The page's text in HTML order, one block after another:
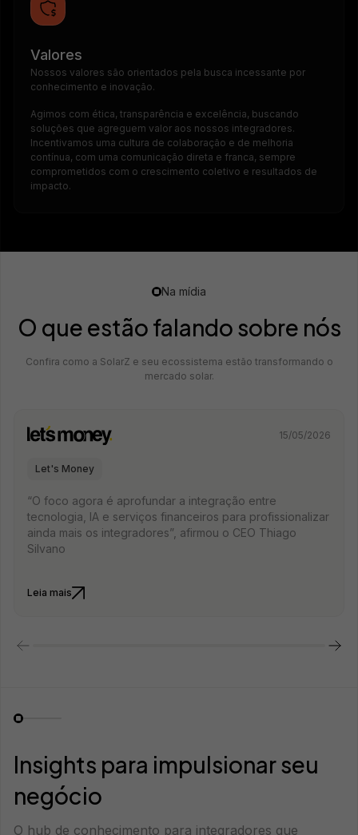
Valores
Nossos valores são orientados pela busca incessante por
conhecimento e inovação.
Agimos com ética, transparência e excelência, buscando
soluções que agreguem valor aos nossos integradores.
Incentivamos uma cultura de colaboração e de melhoria
contínua, com uma comunicação direta e franca, sempre
comprometidos com o crescimento coletivo e resultados de
impacto.
Na mídia
O que estão falando sobre nós
Confira como a SolarZ e seu ecossistema estão transformando o
mercado solar.
15/05/2026
Let's Money
“O foco agora é aprofundar a integração entre
tecnologia, IA e serviços financeiros para profissionalizar
ainda mais os integradores”, afirmou o CEO Thiago
Silvano
Leia mais
Insights para impulsionar seu
negócio
O hub de conhecimento para integradores que